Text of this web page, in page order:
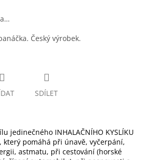
Český výrobek.
SDÍLET
jedinečného INHALAČNÍHO KYSLÍKU
který pomáhá při únavě, vyčerpání,
astmatu, při cestování (horské